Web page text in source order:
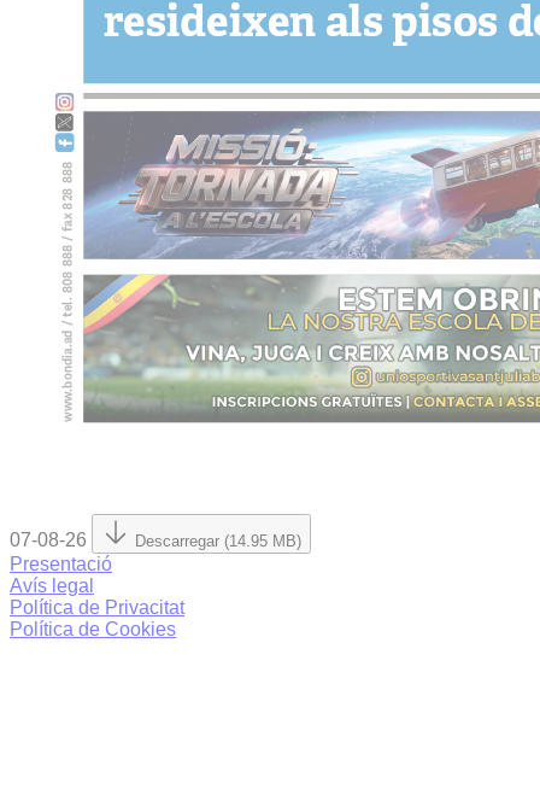
07-08-26 Descarregar (14.95 MB)
Presentació
Avís legal
Política de Privacitat
Política de Cookies